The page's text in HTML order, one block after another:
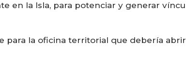
en la Isla, para potenciar y generar
la oficina territorial que debería